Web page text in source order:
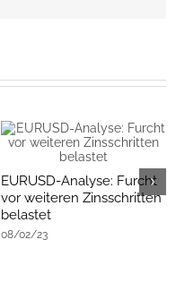
EURUSD-Analyse: Furcht
vor weiteren Zinsschritten
belastet
08/02/23